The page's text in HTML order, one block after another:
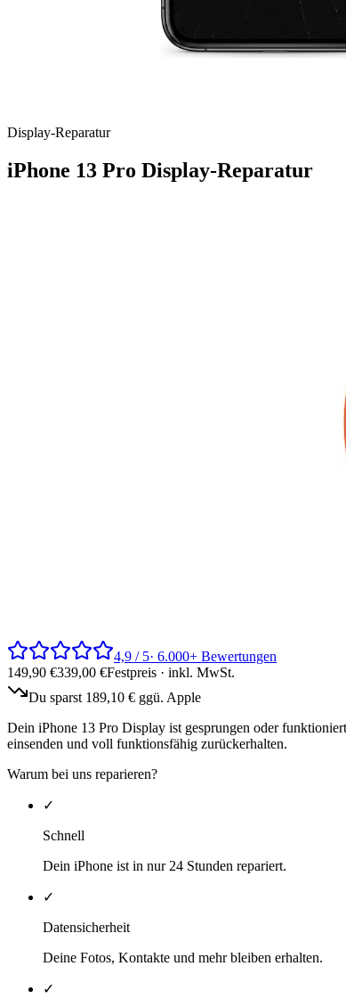
Display-Reparatur
iPhone 13 Pro Display-Reparatur
4,9 / 5· 6.000+ Bewertungen
149,90 €339,00 €Festpreis · inkl. MwSt.
Du sparst 189,10 € ggü. Apple
Dein iPhone 13 Pro Display ist gesprungen oder
einsenden und voll funktionsfähig zurückerhalten.
Warum bei uns reparieren?
✓
Schnell
Dein iPhone ist in nur 24 Stunden repariert.
✓
Datensicherheit
Deine Fotos, Kontakte und mehr bleiben erhalten.
✓